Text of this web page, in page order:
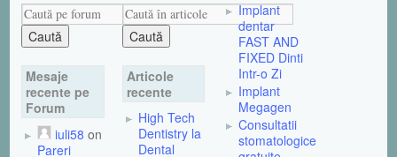
Mesaje
recente pe
Forum
iuli58 on
Pareri
Articole
recente
High Tech
Dentistry la
Dental
Implant
dentar
FAST AND
FIXED Dinti
Intr-o Zi
Implant
Megagen
Consultatii
stomatologice